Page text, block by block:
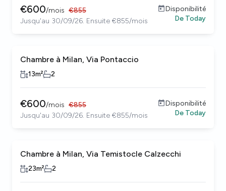
€600/mois €855
Jusqu'au 30/09/26. Ensuite €855/mois
Disponibilité
De Today
Chambre à Milan, Via Pontaccio
13m² 2
€600/mois €855
Jusqu'au 30/09/26. Ensuite €855/mois
Disponibilité
De Today
Chambre à Milan, Via Temistocle Calzecchi
23m² 2